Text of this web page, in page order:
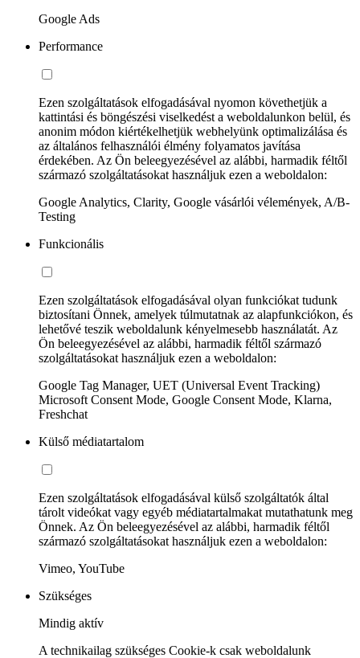
Google Ads
Performance
Ezen szolgáltatások elfogadásával nyomon követhetjük a
kattintási és böngészési viselkedést a weboldalunkon belül, és
anonim módon kiértékelhetjük webhelyünk optimalizálása és
az általános felhasználói élmény folyamatos javítása
érdekében. Az Ön beleegyezésével az alábbi, harmadik féltől
származó szolgáltatásokat használjuk ezen a weboldalon:
Google Analytics, Clarity, Google vásárlói vélemények, A/B-
Testing
Funkcionális
Ezen szolgáltatások elfogadásával olyan funkciókat tudunk
biztosítani Önnek, amelyek túlmutatnak az alapfunkciókon, és
lehetővé teszik weboldalunk kényelmesebb használatát. Az
Ön beleegyezésével az alábbi, harmadik féltől származó
szolgáltatásokat használjuk ezen a weboldalon:
Google Tag Manager, UET (Universal Event Tracking)
Microsoft Consent Mode, Google Consent Mode, Klarna,
Freshchat
Külső médiatartalom
Ezen szolgáltatások elfogadásával külső szolgáltatók által
tárolt videókat vagy egyéb médiatartalmakat mutathatunk meg
Önnek. Az Ön beleegyezésével az alábbi, harmadik féltől
származó szolgáltatásokat használjuk ezen a weboldalon:
Vimeo, YouTube
Szükséges
Mindig aktív
A technikailag szükséges Cookie-k csak weboldalunk